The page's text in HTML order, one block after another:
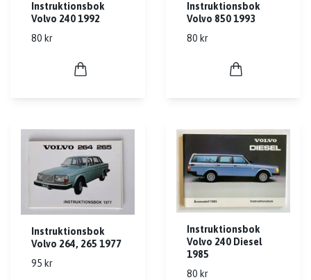
Instruktionsbok
Volvo 240 1992
80 kr
Instruktionsbok
Volvo 850 1993
80 kr
Instruktionsbok
Volvo 264, 265 1977
95 kr
Instruktionsbok
Volvo 240 Diesel
1985
80 kr